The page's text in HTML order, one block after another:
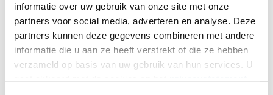
informatie over uw gebruik van onze site met onze
partners voor social media, adverteren en analyse. Deze
partners kunnen deze gegevens combineren met andere
informatie die u aan ze heeft verstrekt of die ze hebben
verzameld op basis van uw gebruik van hun services. U
Martin warme gevoelens voor Anna.